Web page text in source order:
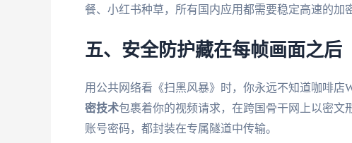
餐、小红书种草，所有国内应用都需要稳定高速的加
五、安全防护藏在每帧画面之后
用公共网络看《扫黑风暴》时，你永远不知道咖啡店
密技术包裹着你的视频请求，在跨国骨干网上以密文
账号密码，都封装在专属隧道中传输。